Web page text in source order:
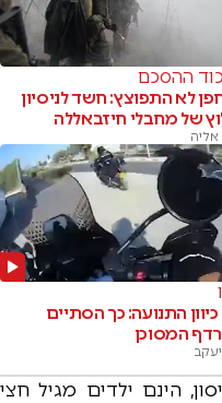
ההסכם
לא התפוצץ: חשד לניסיון
של מחבלי חיזבאללה
אליה
כיוון התנועה: כך הסתיים
המסוכן
הינם ילדים מגיל חצי